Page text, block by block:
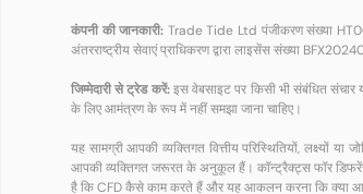
कंपनी की जानकारी: Trade Tide Ltd पंजीकरण संख्या
अंतरराष्ट्रीय सेवाएं प्राधिकरण द्वारा लाइसेंस संख्या
जिम्मेदारी से ट्रेड करें:इस वेबसाइट पर किसी भी संबंधित संचार
के लिए आमंत्रण के रूप में नहीं समझा जाना चाहिए।
यह सामग्री आपकी व्यक्तिगत वित्तीय परिस्थितियों, लक्ष्यों
आपकी व्यक्तिगत जरूरत के अनुकूल हैं। कॉन्ट्रैक्ट्स फॉर डिफरेंस
है कि CFD कैसे काम करते हैं और यह आकलन करना कि क्या